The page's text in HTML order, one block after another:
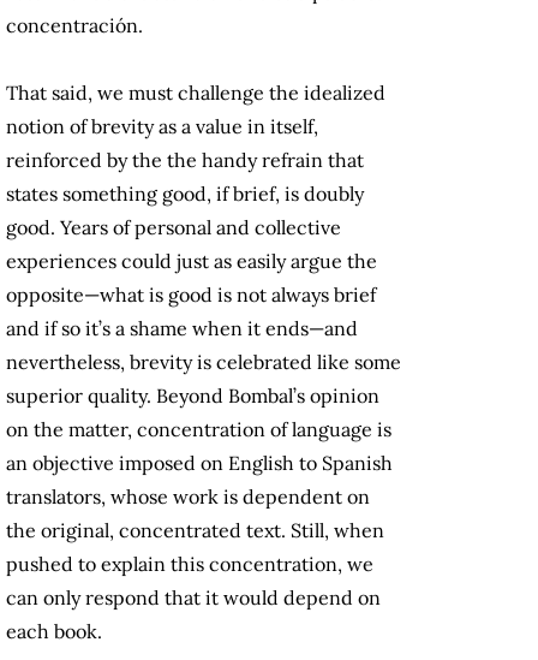
concentración.
That said, we must challenge the idealized
notion of brevity as a value in itself,
reinforced by the the handy refrain that
states something good, if brief, is doubly
good. Years of personal and collective
experiences could just as easily argue the
opposite—what is good is not always brief
and if so it’s a shame when it ends—and
nevertheless, brevity is celebrated like some
superior quality. Beyond Bombal’s opinion
on the matter, concentration of language is
an objective imposed on English to Spanish
translators, whose work is dependent on
the original, concentrated text. Still, when
pushed to explain this concentration, we
can only respond that it would depend on
each book.